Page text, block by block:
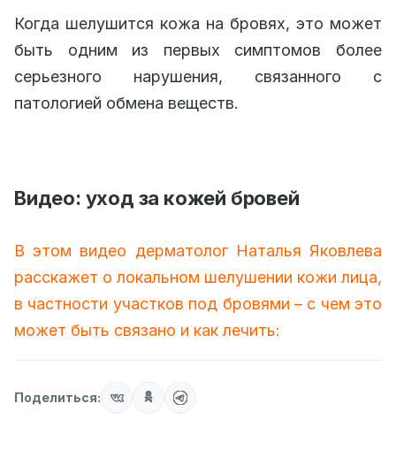
Когда шелушится кожа на бровях, это может
быть одним из первых симптомов более
серьезного нарушения, связанного с
патологией обмена веществ.
Видео: уход за кожей бровей
В этом видео дерматолог Наталья Яковлева
расскажет о локальном шелушении кожи лица,
в частности участков под бровями – с чем это
может быть связано и как лечить:
Поделиться: